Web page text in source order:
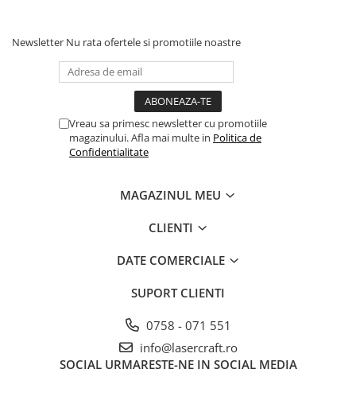
Newsletter Nu rata ofertele si promotiile noastre
Vreau sa primesc newsletter cu promotiile
magazinului. Afla mai multe in Politica de
Confidentialitate
MAGAZINUL MEU
CLIENTI
DATE COMERCIALE
SUPORT CLIENTI
0758 - 071 551
info@lasercraft.ro
SOCIAL URMARESTE-NE IN SOCIAL MEDIA